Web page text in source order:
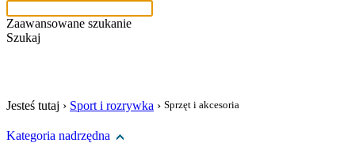
Zaawansowane szukanie
Szukaj
Jesteś tutaj › Sport i rozrywka › Sprzęt i akcesoria
Kategoria nadrzędna